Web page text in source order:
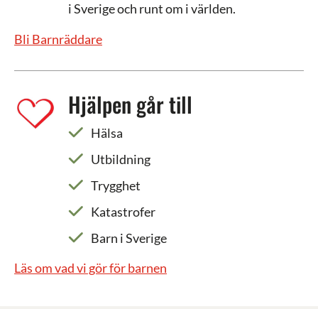
i Sverige och runt om i världen.
Bli Barnräddare
Hjälpen går till
Hälsa
Utbildning
Trygghet
Katastrofer
Barn i Sverige
Läs om vad vi gör för barnen